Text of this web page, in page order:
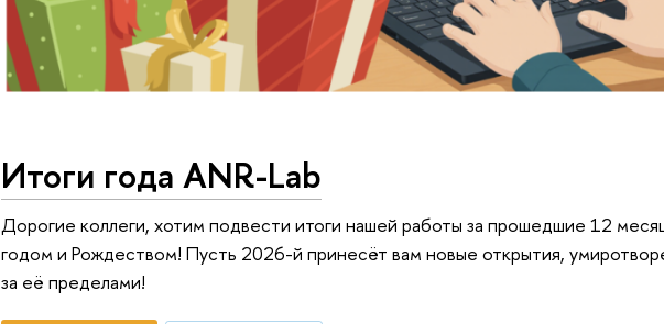
Итоги года ANR-Lab
Дорогие коллеги, хотим подвести итоги нашей работы за прошедшие 12
годом и Рождеством! Пусть 2026-й принесёт вам новые открытия,
за её пределами!